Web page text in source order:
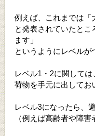
例えば、これまでは「
と発表されていたと
ます」
というようにレベルが
レベル1・2に関して
荷物を手元に出してお
レベル3になったら、
（例えば高齢者や障害